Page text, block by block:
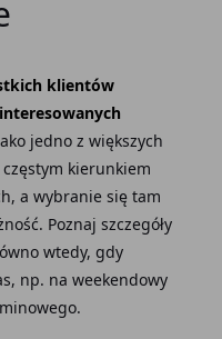
klientów
jedno z większych
kierunkiem
a wybranie się tam
Poznaj szczegóły
wtedy, gdy
np. na weekendowy